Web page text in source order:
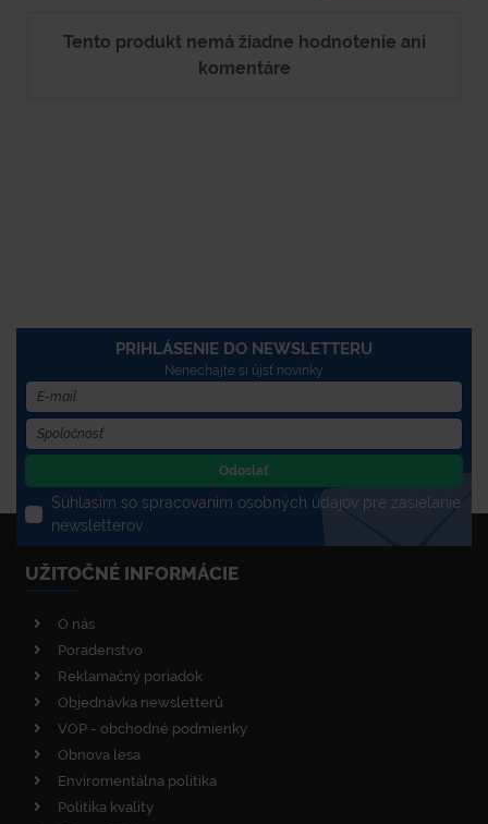
Tento produkt nemá žiadne hodnotenie ani
komentáre
PRIHLÁSENIE DO NEWSLETTERU
Nenechajte si újsť novinky
Odoslať
Súhlasím so spracovaním osobných údajov pre zasielanie
newsletterov
UŽITOČNÉ INFORMÁCIE
O nás
Poradenstvo
Reklamačný poriadok
Objednávka newsletterů
VOP - obchodné podmienky
Obnova lesa
Enviromentálna politika
Politika kvality